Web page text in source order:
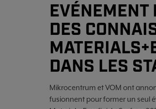
EVÉNEMENT
DES
DANS LES
Mikrocentrum et VOM ont
fusionnent pour former un seul